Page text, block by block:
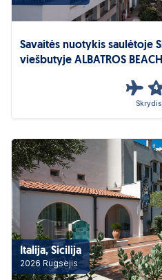
Savaitės nuotykis saulėtoje
viešbutyje ALBATROS
4
Italija, Sicilija
2026 Rugsėjis